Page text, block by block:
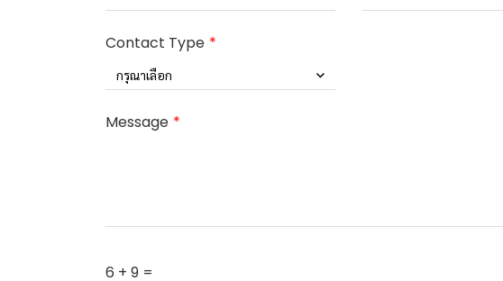
Contact Type
กรุณาเลือก
Message
6 + 9 =